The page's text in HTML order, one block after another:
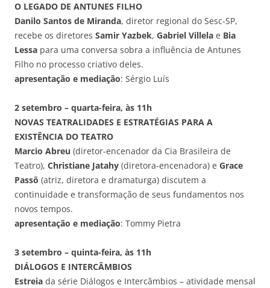
O LEGADO DE ANTUNES FILHO
Danilo Santos de Miranda, diretor regional do Sesc-SP,
recebe os diretores Samir Yazbek, Gabriel Villela e Bia
Lessa para uma conversa sobra a influência de Antunes
Filho no processo criativo deles.
apresentação e mediação: Sérgio Luís
2 setembro – quarta-feira, às 11h
NOVAS TEATRALIDADES E ESTRATÉGIAS PARA A
EXISTÊNCIA DO TEATRO
Marcio Abreu (diretor-encenador da Cia Brasileira de
Teatro), Christiane Jatahy (diretora-encenadora) e Grace
Passô (atriz, diretora e dramaturga) discutem a
continuidade e transformação de seus fundamentos nos
novos tempos.
apresentação e mediação: Tommy Pietra
3 setembro – quinta-feira, às 11h
DIÁLOGOS E INTERCÂMBIOS
Estreia da série Diálogos e Intercâmbios – atividade mensal